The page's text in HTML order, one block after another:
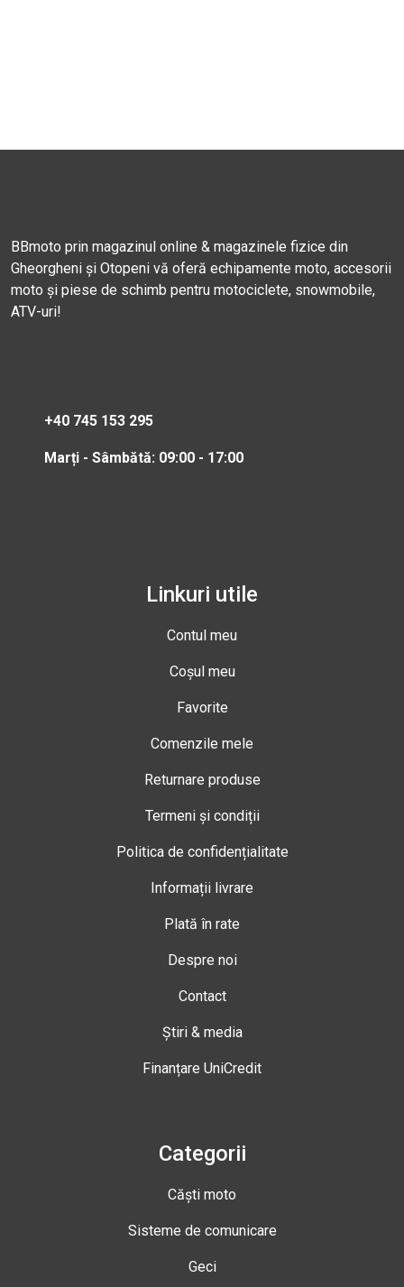
BBmoto prin magazinul online & magazinele fizice din
Gheorgheni și Otopeni vă oferă echipamente moto, accesorii
moto și piese de schimb pentru motociclete, snowmobile,
ATV-uri!
+40 745 153 295
Marți - Sâmbătă: 09:00 - 17:00
Linkuri utile
Contul meu
Coșul meu
Favorite
Comenzile mele
Returnare produse
Termeni și condiții
Politica de confidențialitate
Informații livrare
Plată în rate
Despre noi
Contact
Știri & media
Finanțare UniCredit
Categorii
Căști moto
Sisteme de comunicare
Geci